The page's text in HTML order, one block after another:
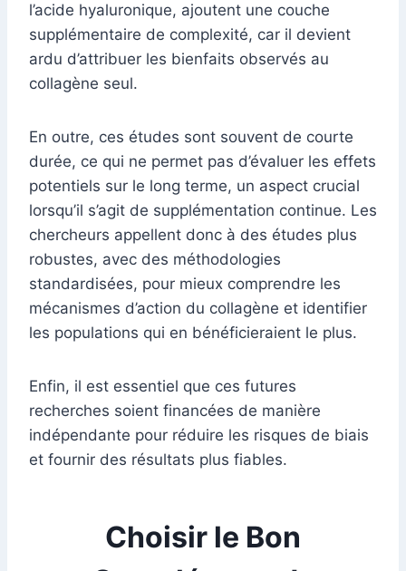
l’acide hyaluronique, ajoutent une couche
supplémentaire de complexité, car il devient
ardu d’attribuer les bienfaits observés au
collagène seul.
En outre, ces études sont souvent de courte
durée, ce qui ne permet pas d’évaluer les effets
potentiels sur le long terme, un aspect crucial
lorsqu’il s’agit de supplémentation continue. Les
chercheurs appellent donc à des études plus
robustes, avec des méthodologies
standardisées, pour mieux comprendre les
mécanismes d’action du collagène et identifier
les populations qui en bénéficieraient le plus.
Enfin, il est essentiel que ces futures
recherches soient financées de manière
indépendante pour réduire les risques de biais
et fournir des résultats plus fiables.
Choisir le Bon